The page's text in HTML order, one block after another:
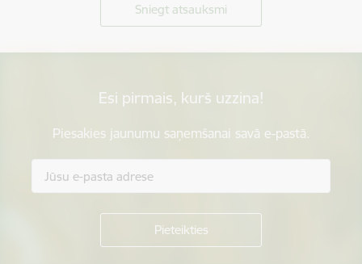
Sniegt atsauksmi
Esi pirmais, kurš uzzina!
Piesakies jaunumu saņemšanai savā e-pastā.